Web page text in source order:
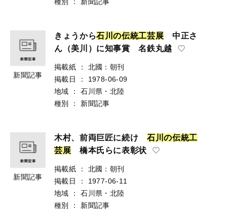
新聞記事
きょうから石 川の伝統工芸展 中正さ
ん（美川）に知事賞 名鉄丸越
掲載紙 ：
北國：朝刊
掲載日
：
1978-06-09
地域
：
石川県・北陸
種別
： 新聞記事
新聞記事
木村、前両巨匠に続け石 川の伝統工
芸展 橋本氏らに表彰状
掲載紙 ：
北國：朝刊
掲載日
：
1977-06-11
地域
：
石川県・北陸
種別
： 新聞記事